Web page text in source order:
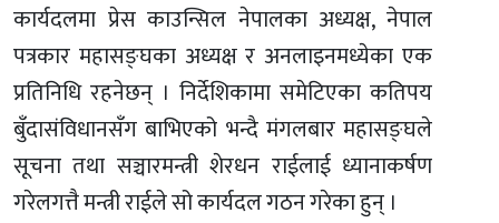
कार्यदलमा प्रेस काउन्सिल नेपालका अध्यक्ष, नेपाल
पत्रकार महासङ्घका अध्यक्ष र अनलाइनमध्येका एक
प्रतिनिधि रहनेछन् । निर्देशिकामा समेटिएका कतिपय
बुँदासंविधानसँग बाभिएको भन्दै मंगलबार महासङ्घले
सूचना तथा सञ्चारमन्त्री शेरधन राईलाई ध्यानाकर्षण
गरेलगत्तै मन्त्री राईले सो कार्यदल गठन गरेका हुन् ।